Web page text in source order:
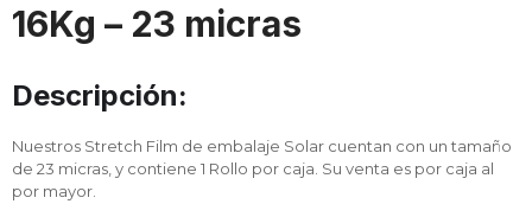
16Kg – 23 micras
Descripción:
Nuestros Stretch Film de embalaje Solar cuentan con un tamaño
de 23 micras, y contiene 1 Rollo por caja. Su venta es por caja al
por mayor.